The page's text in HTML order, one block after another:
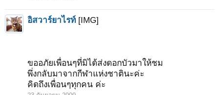
อิสวาร์ยาไรท์ [IMG]
ขออภัยเพื่อนๆที่มิได้ส่งดอกบัวมาให้ชม
พึ่งกลับมาจากกีฬาแห่งชาตินะค่ะ
คิดถึงเพื่อนๆทุกคน ค่ะ